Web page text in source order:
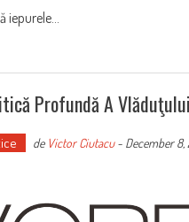
iepurele...
Profundă A Vlăduţului
de Victor Ciutacu- December 8,